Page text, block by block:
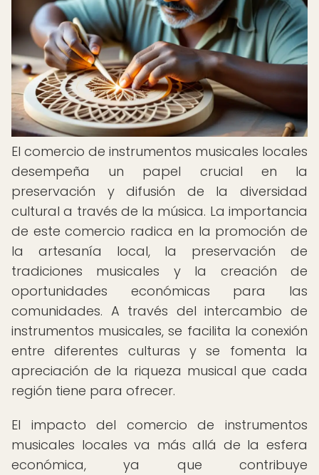
El comercio de instrumentos musicales locales
desempeña un papel crucial en la
preservación y difusión de la diversidad
cultural a través de la música. La importancia
de este comercio radica en la promoción de
la artesanía local, la preservación de
tradiciones musicales y la creación de
oportunidades económicas para las
comunidades. A través del intercambio de
instrumentos musicales, se facilita la conexión
entre diferentes culturas y se fomenta la
apreciación de la riqueza musical que cada
región tiene para ofrecer.
El impacto del comercio de instrumentos
musicales locales va más allá de la esfera
económica, ya que contribuye